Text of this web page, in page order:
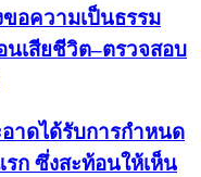
อความเป็นธรรม
เสียชีวิต–ตรวจสอบ
าดได้รับการกำหนด
ก ซึ่งสะท้อนให้เห็น